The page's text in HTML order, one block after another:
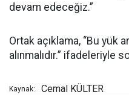
devam edeceğiz.”
Ortak açıklama, “Bu yük
alınmalıdır.” ifadeleriyle
Kaynak: Cemal KÜLTER